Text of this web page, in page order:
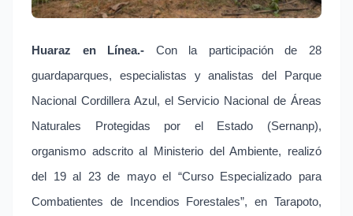
Huaraz en Línea.- Con la participación de 28
guardaparques, especialistas y analistas del Parque
Nacional Cordillera Azul, el Servicio Nacional de Áreas
Naturales Protegidas por el Estado (Sernanp),
organismo adscrito al Ministerio del Ambiente, realizó
del 19 al 23 de mayo el “Curso Especializado para
Combatientes de Incendios Forestales”, en Tarapoto,